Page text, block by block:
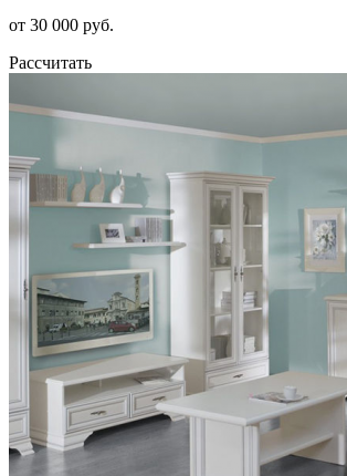
от 30 000 руб.
Рассчитать